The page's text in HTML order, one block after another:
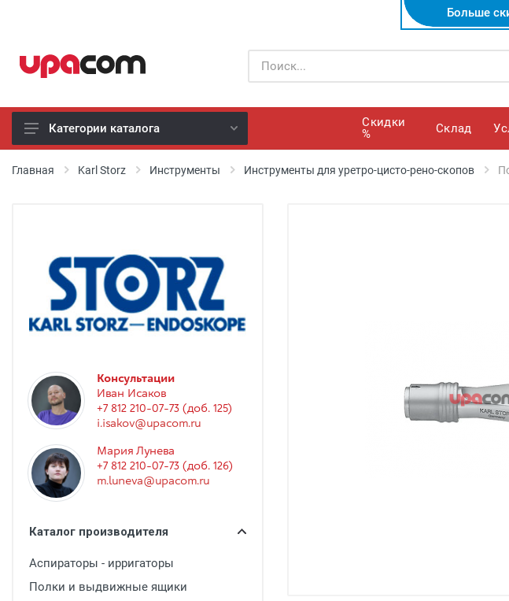
Больше
Б/У оборудование
Реанимация
Неонатология
Хирургия
Эндоскопия
Функциональная диагностика
Урология
Дезинфекция и стерилизация
Расходные материалы
Категории каталога
Скидки
%
Cклад
Главная Karl Storz Инструменты Инструменты для уретро-цисто-рено-скопов
Консультации
Иван Исаков
+7 812 210-07-73 (доб. 125)
i.isakov@upacom.ru
Мария Лунева
+7 812 210-07-73 (доб. 126)
m.luneva@upacom.ru
Каталог производителя
Аспираторы - ирригаторы
Полки и выдвижные ящики